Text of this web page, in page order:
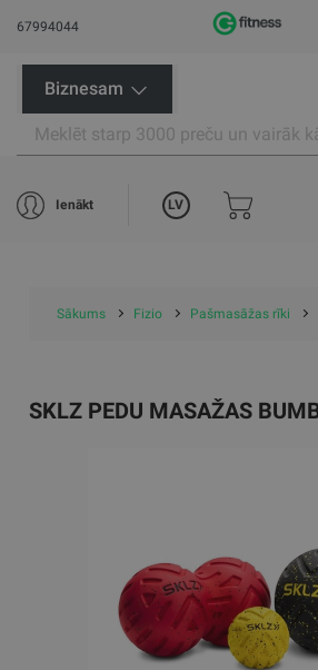
67994044
Biznesam
Ienākt LV
Sākums Fizio Pašmasāžas rīki
SKLZ PEDU MASAŽAS